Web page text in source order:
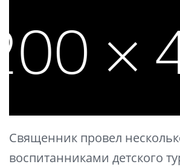
Священник провел
воспитанниками детского